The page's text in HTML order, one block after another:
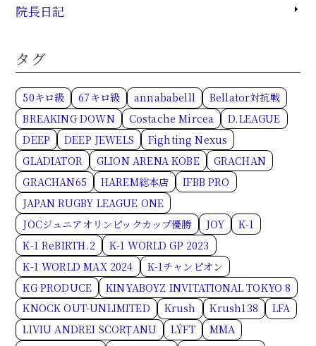
院長日記
タグ
50キロ級 67キロ級 annababelll
Bellator対抗戦
BREAKING DOWN
Costache Mircea
D.LEAGUE
DEEP
DEEP JEWELS
Fighting Nexus
GLADIATOR
GLION ARENA KOBE
GRACHAN
GRACHAN65
HAREM総本店
IFBB PRO
JAPAN RUGBY LEAGUE ONE
JOCジュニアオリンピックカップ優勝
JOY
K-1
K-1 ReBIRTH.2
K-1 WORLD GP 2023
K-1 WORLD MAX 2024
K-1チャンピオン
KG PRODUCE
KINYABOYZ INVITATIONAL TOKYO 8
KNOCK OUT-UNLIMITED
Krush Krush138
LFA
LIVIU ANDREI SCORȚANU
LÝFT
MMA